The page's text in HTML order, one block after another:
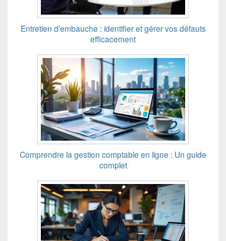
Entretien d’embauche : identifier et gérer vos défauts
efficacement
Comprendre la gestion comptable en ligne : Un guide
complet